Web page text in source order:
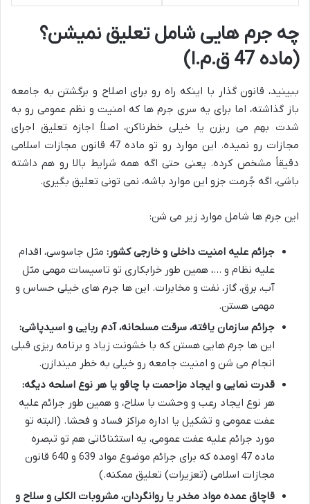
چه جرم هایی شامل تعلیق نمیشن؟
(ماده 47 ق.م.ا)
ببینید، قانون گذار با اینکه راه رو برای اصلاح و برگشتن به جامعه
باز گذاشته، اما برای یه سری جرم ها که امنیت و نظم عمومی رو به
شدت بهم می ریزن یا خیلی خطرناکن، اصلاً اجازه تعلیق اجرای
مجازات رو نمیده. این موارد رو تو ماده 47 قانون مجازات اسلامی
دقیقاً مشخص کرده. یعنی حتی اگه همه شرایط بالا رو هم داشته
باشی، اگه جُرمت جزو این موارد باشه، نمی تونی تعلیق بگیری.
این جرم ها شامل موارد زیر می شن:
جرائم علیه امنیت داخلی و خارجی کشور: مثل جاسوسی، اقدام
علیه نظام و …، همین طور خرابکاری تو تاسیسات مهمی مثل
آب، برق، گاز، نفت و مخابرات. این ها جرم های خیلی حساس و
مهمی هستن.
جرائم سازمان یافته، سرقت مسلحانه، آدم ربایی و اسیدپاشی:
این ها جرم هایی هستن که با خشونت زیاد و برنامه ریزی قبلی
انجام می شن و امنیت جامعه رو خیلی به خطر میندازن.
قدرت نمایی و ایجاد مزاحمت با چاقو یا هر نوع اسلحه دیگه:
هر نوع ایجاد رعب و وحشت با سلاح، و همین طور جرائم علیه
عفت عمومی و تشکیل یا اداره مراکز فساد و فحشا. (البته تو
مورد جرائم علیه عفت عمومی، یه استثنائاتی هم تو تبصره
ماده 47 اومده که برای جرائم موضوع مواد 639 و 640 قانون
مجازات اسلامی (تعزیرات) تعلیق ممکنه.)
قاچاق عمده مواد مخدر یا روانگردان، مشروبات الکلی و سلاح و